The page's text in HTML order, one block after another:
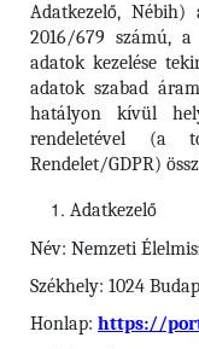
Adatkezelő,
2016/679 számú, a
adatok kezelése
adatok szabad
hatályon kívül
rendeletével (a
Rendelet/GDPR)
Adatkezelő
Név: Nemzeti
Székhely: 1024
Honlap: https://